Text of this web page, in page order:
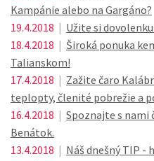
Kampánie alebo na Gargáno?
19.4.2018 | Užite si
18.4.2018 | Široká ponuka
Talianskom!
17.4.2018 | Zažite čaro
teplopty, členité pobrežie a
16.4.2018 | Spoznajte s nami
Benátok.
13.4.2018 | Náš dnešný TIP -